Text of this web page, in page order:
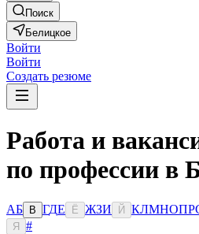
Поиск
Белицкое
Войти
Войти
Создать резюме
Работа и
по профессии в
АБ В ГДЕ Ё ЖЗИ Й КЛМНОПР
Я
#